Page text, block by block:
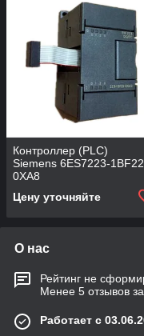
Контроллер (PLC)
Siemens 6ES7223-
0XA8
Цену уточняйте
О нас
Рейтинг не
Менее 5 отзывов
Работает с